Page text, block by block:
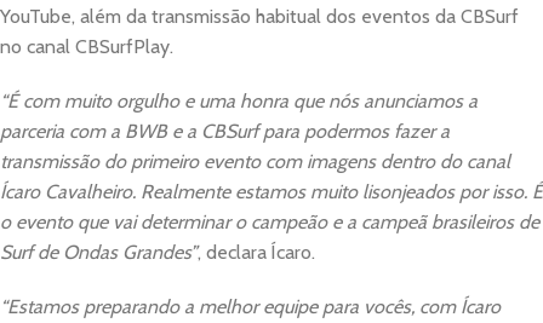
YouTube, além da transmissão habitual dos eventos da CBSurf
no canal CBSurfPlay.
“É com muito orgulho e uma honra que nós anunciamos a
parceria com a BWB e a CBSurf para podermos fazer a
transmissão do primeiro evento com imagens dentro do canal
Ícaro Cavalheiro. Realmente estamos muito lisonjeados por isso. É
o evento que vai determinar o campeão e a campeã brasileiros de
Surf de Ondas Grandes”, declara Ícaro.
“Estamos preparando a melhor equipe para vocês, com Ícaro